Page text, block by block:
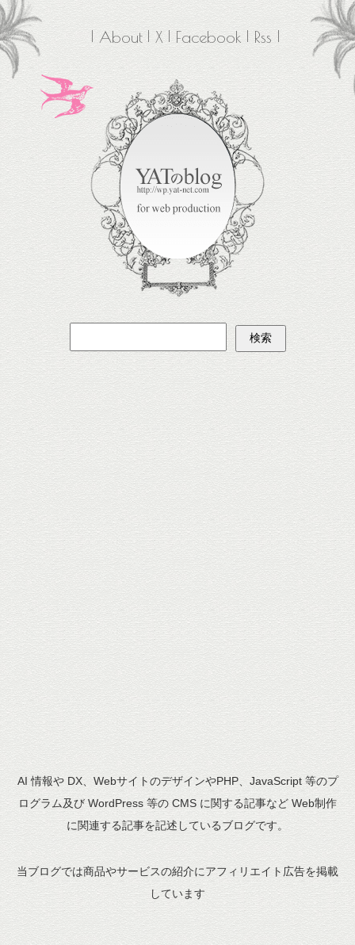
About X Facebook Rss
AI 情報や DX、WebサイトのデザインやPHP、JavaScript 等のプ
ログラム及び WordPress 等の CMS に関する記事など Web制作
に関連する記事を記述しているブログです。
当ブログでは商品やサービスの紹介にアフィリエイト広告を掲載
しています